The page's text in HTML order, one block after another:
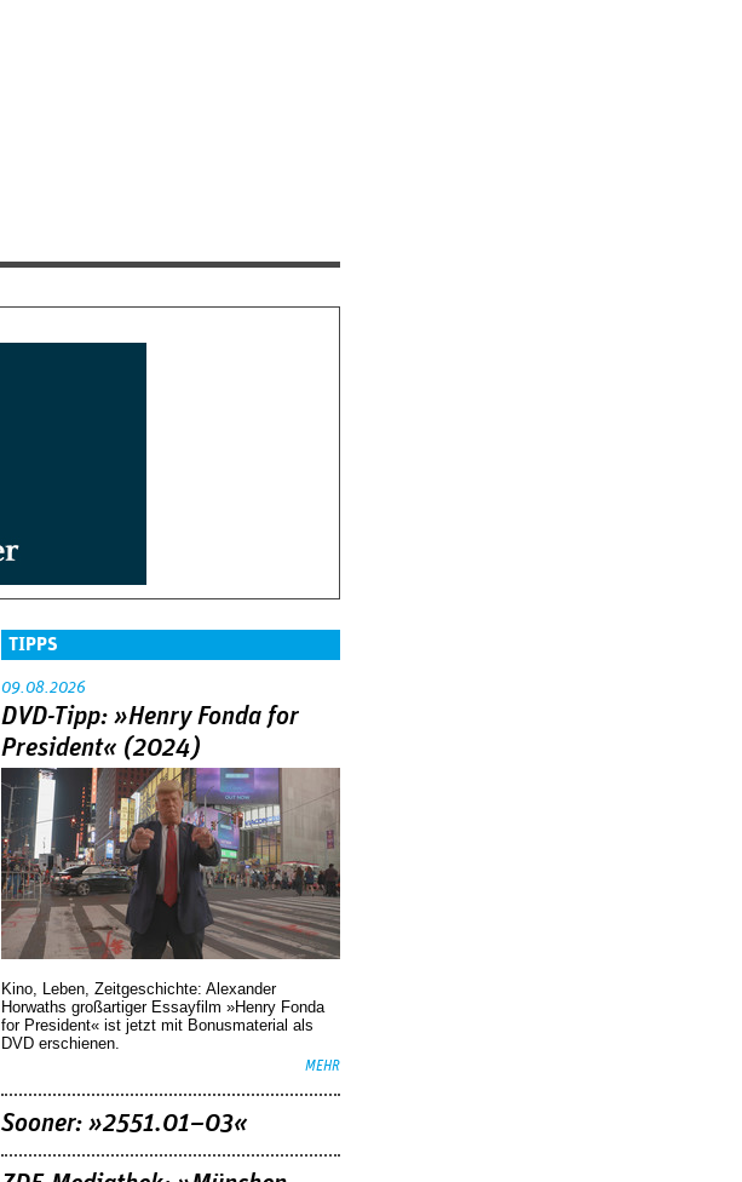
TIPPS
09.08.2026
DVD-Tipp: »Henry Fonda for
President« (2024)
Kino, Leben, Zeitgeschichte: Alexander
Horwaths großartiger Essayfilm »Henry Fonda
for President« ist jetzt mit Bonusmaterial als
DVD erschienen.
MEHR
Sooner: »2551.01–03«